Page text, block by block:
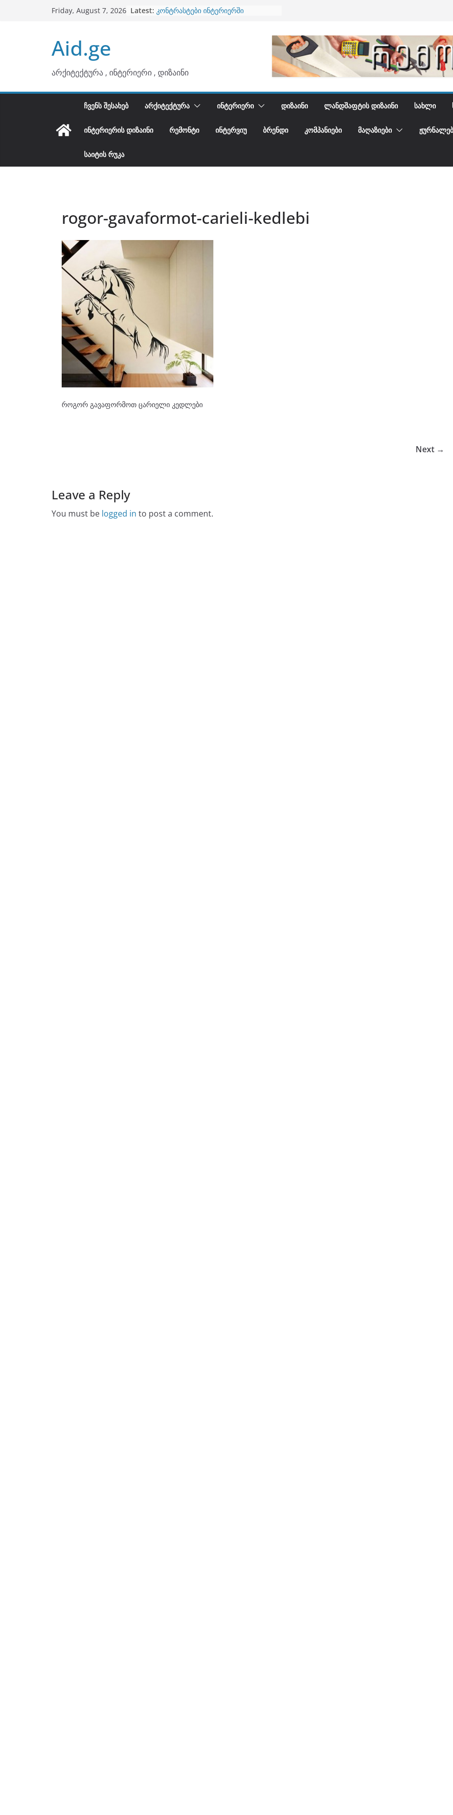
Friday, August 7, 2026 Latest: კონტრასტები ინტერიერში
Aid.ge
არქიტექტურა , ინტერიერი , დიზაინი
ᲩᲕᲔᲜᲡ ᲨᲔᲡᲐᲮᲔᲑ ᲐᲠᲥᲘᲢᲔᲥᲢᲣᲠᲐ ᲘᲜᲢᲔᲠᲘᲔᲠᲘ ᲓᲘᲖᲐᲘᲜᲘ ᲚᲐᲜᲓᲨᲐᲤᲢᲘᲡ ᲓᲘᲖᲐᲘᲜᲘ ᲡᲐᲮᲚᲘ
ᲘᲜᲢᲔᲠᲘᲔᲠᲘᲡ ᲓᲘᲖᲐᲘᲜᲘ ᲠᲔᲛᲝᲜᲢᲘ ᲘᲜᲢᲔᲠᲕᲘᲣ ᲑᲠᲔᲜᲓᲘ ᲙᲝᲛᲞᲐᲜᲘᲔᲑᲘ ᲛᲐᲦᲐᲖᲘᲔᲑᲘ
ᲡᲐᲘᲢᲘᲡ ᲠᲣᲙᲐ
rogor-gavaformot-carieli-kedlebi
როგორ გავაფორმოთ ცარიელი კედლები
Next →
Leave a Reply
You must be logged in to post a comment.